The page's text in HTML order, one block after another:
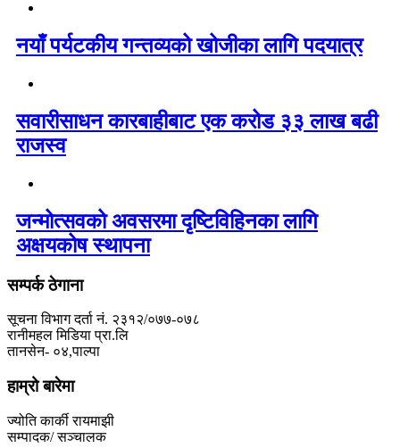
नयाँ पर्यटकीय गन्तव्यको खोजीका लागि पदयात्र
सवारीसाधन कारबाहीबाट एक करोड ३३ लाख बढी
राजस्व
जन्मोत्सवको अवसरमा दृष्टिविहिनका लागि
अक्षयकोष स्थापना
सम्पर्क ठेगाना
सूचना विभाग दर्ता नं. २३१२/०७७-०७८
रानीमहल मिडिया प्रा.लि
तानसेन- ०४,पाल्पा
हाम्रो बारेमा
ज्योति कार्की रायमाझी
सम्पादक/ सञ्चालक